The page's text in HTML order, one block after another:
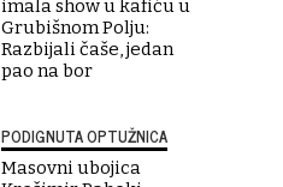
imala show u kafiću u
Grubišnom Polju:
Razbijali čaše, jedan
pao na bor
PODIGNUTA OPTUŽNICA
Masovni ubojica